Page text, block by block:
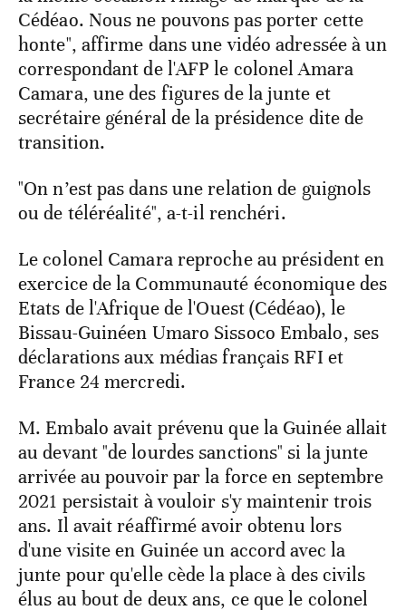
Cédéao. Nous ne pouvons pas porter cette
honte", affirme dans une vidéo adressée à un
correspondant de l'AFP le colonel Amara
Camara, une des figures de la junte et
secrétaire général de la présidence dite de
transition.
"On n’est pas dans une relation de guignols
ou de téléréalité", a-t-il renchéri.
Le colonel Camara reproche au président en
exercice de la Communauté économique des
Etats de l'Afrique de l'Ouest (Cédéao), le
Bissau-Guinéen Umaro Sissoco Embalo, ses
déclarations aux médias français RFI et
France 24 mercredi.
M. Embalo avait prévenu que la Guinée allait
au devant "de lourdes sanctions" si la junte
arrivée au pouvoir par la force en septembre
2021 persistait à vouloir s'y maintenir trois
ans. Il avait réaffirmé avoir obtenu lors
d'une visite en Guinée un accord avec la
junte pour qu'elle cède la place à des civils
élus au bout de deux ans, ce que le colonel